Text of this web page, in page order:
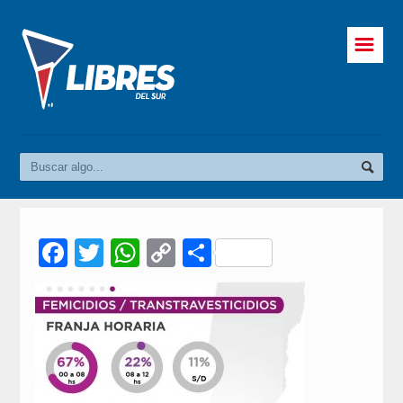
☰
Facebook
Twitter
WhatsApp
CopyCompartir